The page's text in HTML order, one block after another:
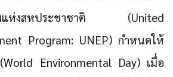
อมแห่งสหประชาชาติ (United
Program: UNEP) กำหนดให้
Environmental Day) เมื่อ